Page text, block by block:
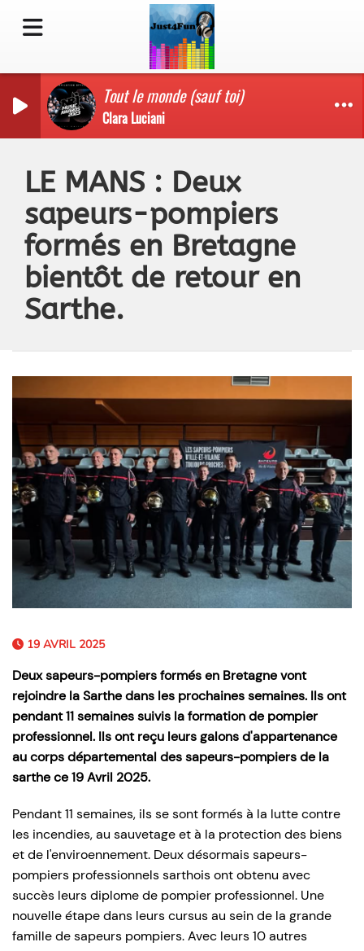
Tout le monde (sauf toi)
Clara Luciani
LE MANS : Deux
sapeurs-pompiers
formés en Bretagne
bientôt de retour en
Sarthe.
19 AVRIL 2025
Deux sapeurs-pompiers formés en Bretagne vont
rejoindre la Sarthe dans les prochaines semaines. Ils ont
pendant 11 semaines suivis la formation de pompier
professionnel. Ils ont reçu leurs galons d'appartenance
au corps départemental des sapeurs-pompiers de la
sarthe ce 19 Avril 2025.
Pendant 11 semaines, ils se sont formés à la lutte contre
les incendies, au sauvetage et à la protection des biens
et de l'enviroennement. Deux désormais sapeurs-
pompiers professionnels sarthois ont obtenu avec
succès leurs diplome de pompier professionnel. Une
nouvelle étape dans leurs cursus au sein de la grande
famille de sapeurs pompiers. Avec leurs 10 autres